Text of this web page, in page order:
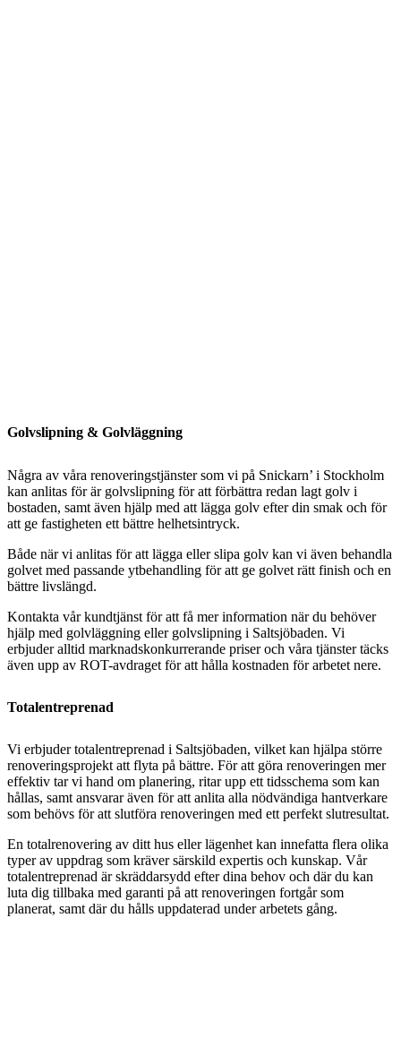
Golvslipning & Golvläggning
Några av våra renoveringstjänster som vi på Snickarn’ i Stockholm
kan anlitas för är golvslipning för att förbättra redan lagt golv i
bostaden, samt även hjälp med att lägga golv efter din smak och för
att ge fastigheten ett bättre helhetsintryck.
Både när vi anlitas för att lägga eller slipa golv kan vi även behandla
golvet med passande ytbehandling för att ge golvet rätt finish och en
bättre livslängd.
Kontakta vår kundtjänst för att få mer information när du behöver
hjälp med golvläggning eller golvslipning i Saltsjöbaden. Vi
erbjuder alltid marknadskonkurrerande priser och våra tjänster täcks
även upp av ROT-avdraget för att hålla kostnaden för arbetet nere.
Totalentreprenad
Vi erbjuder totalentreprenad i Saltsjöbaden, vilket kan hjälpa större
renoveringsprojekt att flyta på bättre. För att göra renoveringen mer
effektiv tar vi hand om planering, ritar upp ett tidsschema som kan
hållas, samt ansvarar även för att anlita alla nödvändiga hantverkare
som behövs för att slutföra renoveringen med ett perfekt slutresultat.
En totalrenovering av ditt hus eller lägenhet kan innefatta flera olika
typer av uppdrag som kräver särskild expertis och kunskap. Vår
totalentreprenad är skräddarsydd efter dina behov och där du kan
luta dig tillbaka med garanti på att renoveringen fortgår som
planerat, samt där du hålls uppdaterad under arbetets gång.